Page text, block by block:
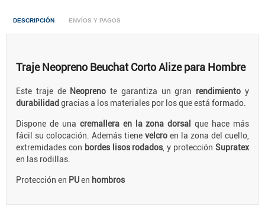
DESCRIPCIÓN ENVÍOS Y PAGOS
Traje Neopreno Beuchat Corto Alize para Hombre
Este traje de Neopreno te garantiza un gran rendimiento y
durabilidad gracias a los materiales por los que está formado.
Dispone de una cremallera en la zona dorsal
que hace más
fácil su colocación. Además tiene velcro en la zona del cuello,
extremidades con bordes lisos rodados, y protecciónSupratex
en las rodillas.
Protección en PUen hombros